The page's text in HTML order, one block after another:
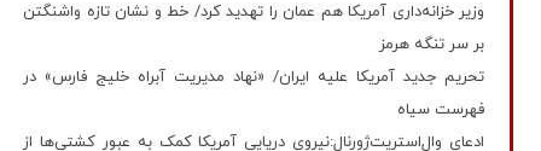
وزیر خزانه‌داری آمریکا هم عمان را تهدید کرد/ خط و نشان تازه واشنگتن
بر سر تنگه هرمز
تحریم جدید آمریکا علیه ایران/ «نهاد مدیریت آبراه خلیج فارس» در
فهرست سیاه
ادعای وال‌استریت‌ژورنال:نیروی دریایی آمریکا کمک به عبور کشتی‌ها از